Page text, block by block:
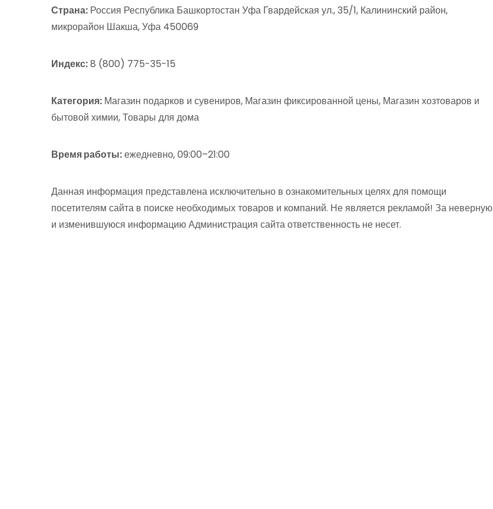
Страна: Россия Республика Башкортостан Уфа Гвардейская ул., 35/1, Калининский район,
микрорайон Шакша, Уфа 450069
Индекс:8 (800) 775-35-15
Категория: Магазин подарков и сувениров, Магазин фиксированной цены, Магазин хозтоваров и
бытовой химии, Товары для дома
Время работы:ежедневно, 09:00–21:00
Данная информация представлена исключительно в ознакомительных целях для помощи
посетителям сайта в поиске необходимых товаров и компаний. Не является рекламой! За неверную
и изменившуюся информацию Администрация сайта ответственность не несет.